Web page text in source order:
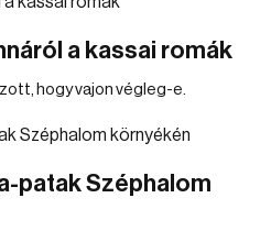
a kassai romák
hogy vajon végleg-e.
patak Széphalom